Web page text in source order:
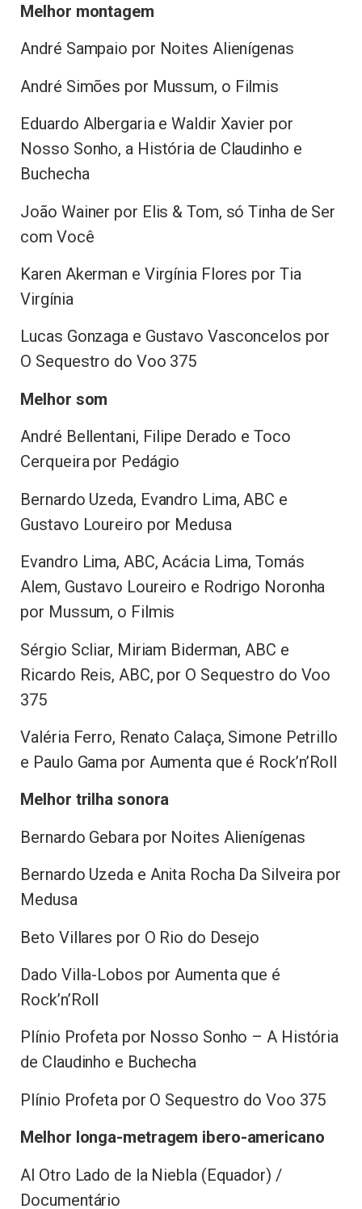
Melhor montagem
André Sampaio por Noites Alienígenas
André Simões por Mussum, o Filmis
Eduardo Albergaria e Waldir Xavier por
Nosso Sonho, a História de Claudinho e
Buchecha
João Wainer por Elis & Tom, só Tinha de Ser
com Você
Karen Akerman e Virgínia Flores por Tia
Virgínia
Lucas Gonzaga e Gustavo Vasconcelos por
O Sequestro do Voo 375
Melhor som
André Bellentani, Filipe Derado e Toco
Cerqueira por Pedágio
Bernardo Uzeda, Evandro Lima, ABC e
Gustavo Loureiro por Medusa
Evandro Lima, ABC, Acácia Lima, Tomás
Alem, Gustavo Loureiro e Rodrigo Noronha
por Mussum, o Filmis
Sérgio Scliar, Miriam Biderman, ABC e
Ricardo Reis, ABC, por O Sequestro do Voo
375
Valéria Ferro, Renato Calaça, Simone Petrillo
e Paulo Gama por Aumenta que é Rock’n’Roll
Melhor trilha sonora
Bernardo Gebara por Noites Alienígenas
Bernardo Uzeda e Anita Rocha Da Silveira por
Medusa
Beto Villares por O Rio do Desejo
Dado Villa-Lobos por Aumenta que é
Rock’n’Roll
Plínio Profeta por Nosso Sonho – A História
de Claudinho e Buchecha
Plínio Profeta por O Sequestro do Voo 375
Melhor longa-metragem ibero-americano
Al Otro Lado de la Niebla (Equador) /
Documentário